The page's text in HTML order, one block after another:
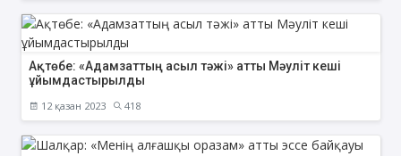
Ақтөбе: «Адамзаттың асыл тәжі» атты Мәуліт кеші
ұйымдастырылды
12 қазан 2023 418